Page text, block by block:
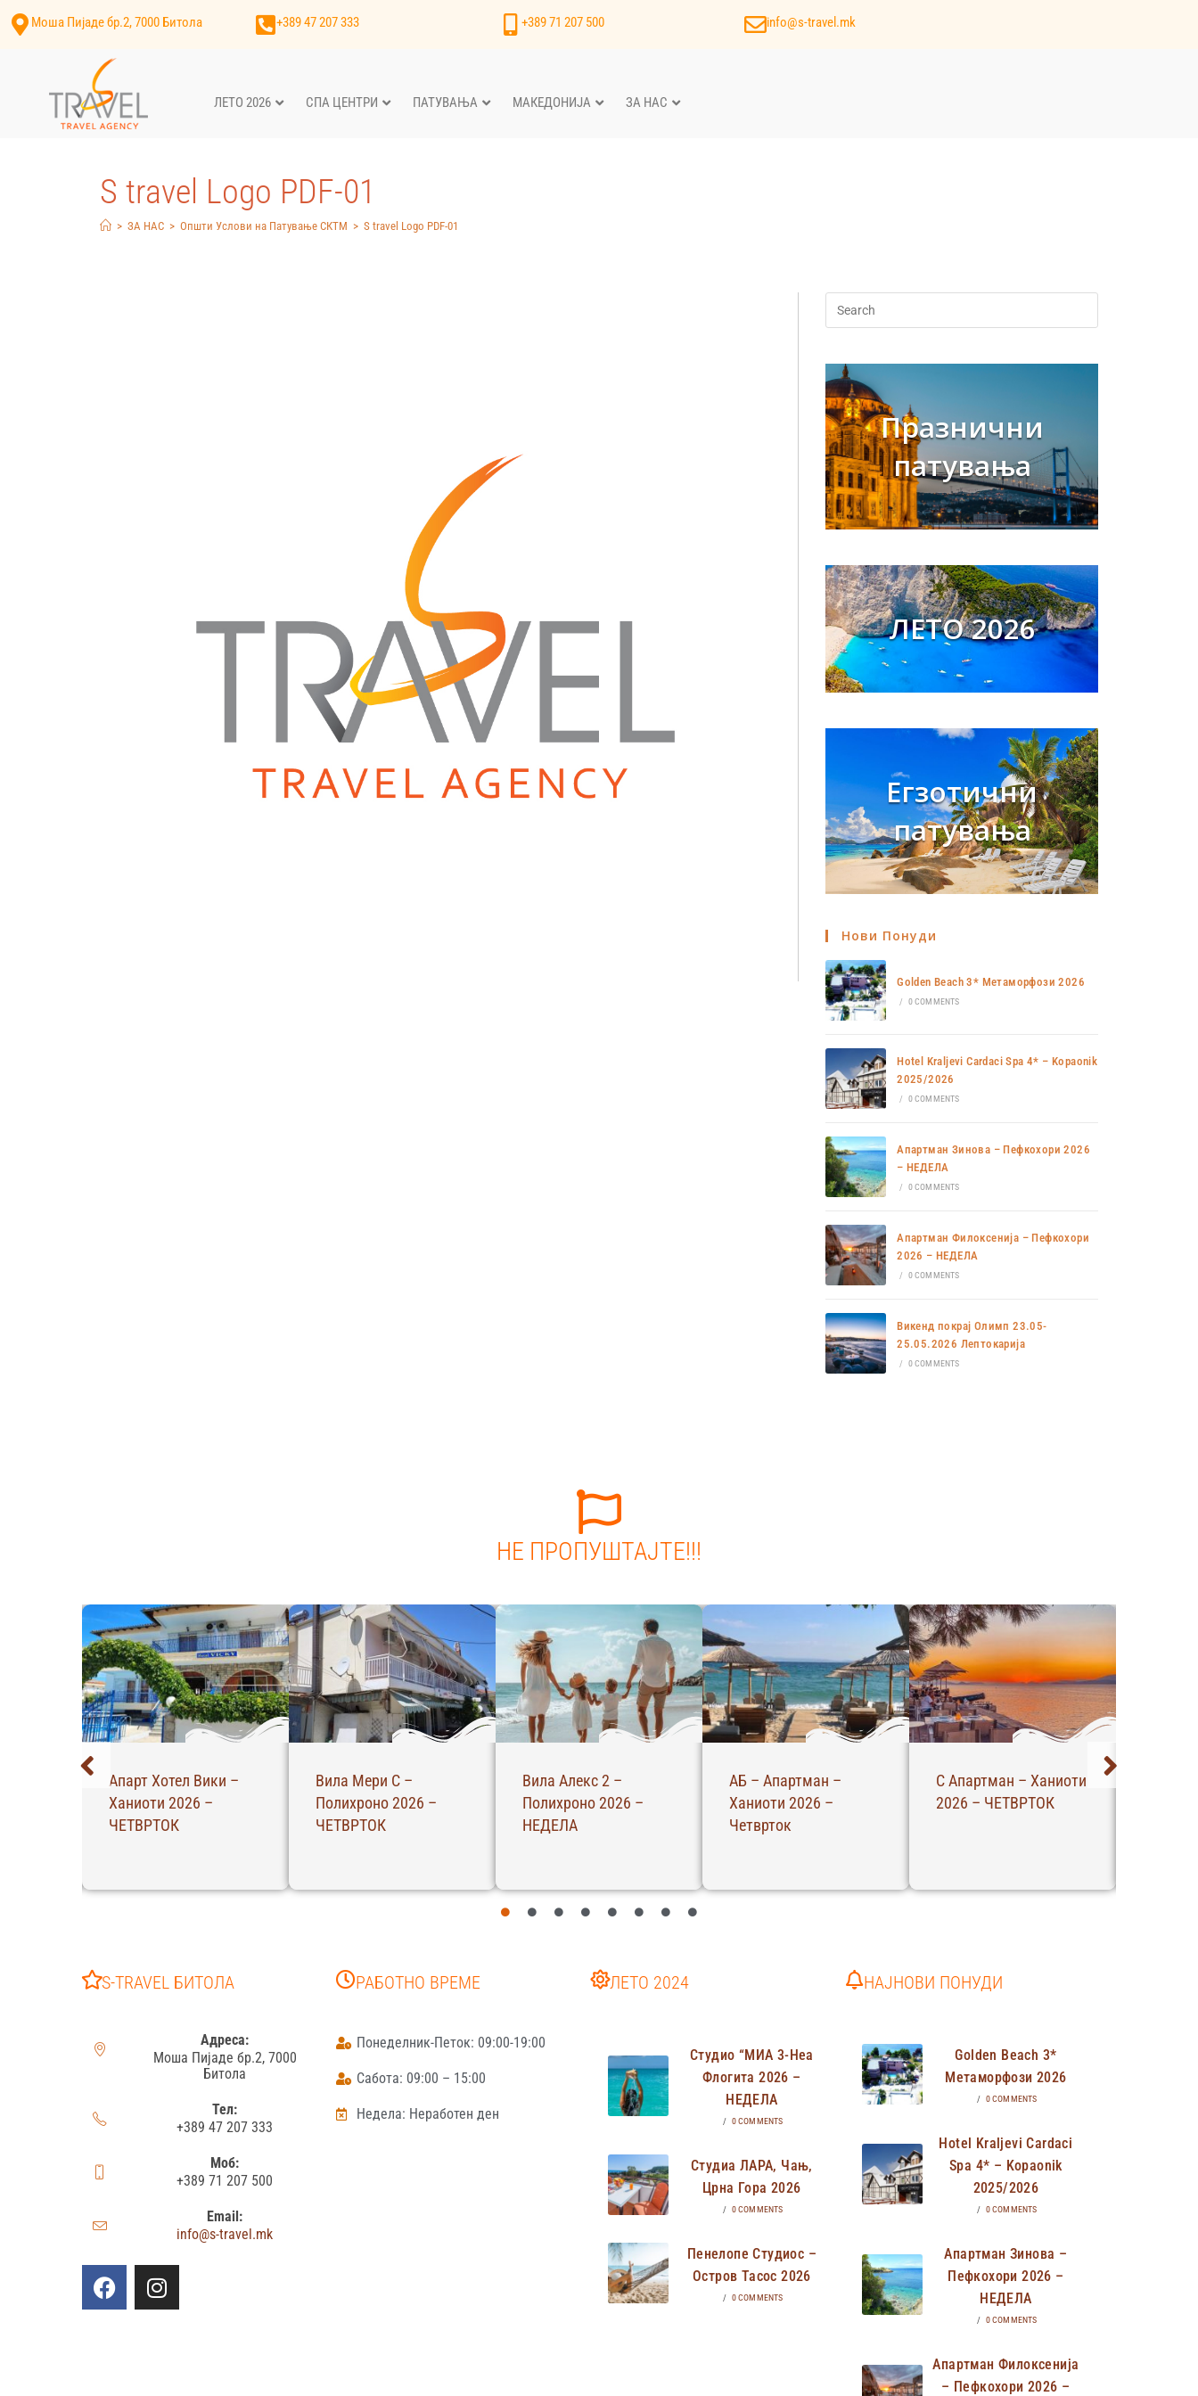
Моша Пијаде бр.2, 7000 Битола +389 47 207 333 +389 71 207 500 info@s-travel.mk
ЛЕТО 2026 СПА ЦЕНТРИ ПАТУВАЊА МАКЕДОНИЈА ЗА НАС
S travel Logo PDF-01
> ЗА НАС > Општи Услови на Патување СКТМ > S travel Logo PDF-01
Празнични
патувања
ЛЕТО 2026
Егзотични
патувања
Нови Понуди
Golden Beach 3* Метаморфози 2026
/ 0 COMMENTS
Hotel Kraljevi Cardaci Spa 4* – Kopaonik
2025/2026
/ 0 COMMENTS
Апартман Зинова – Пефкохори 2026
– НЕДЕЛА
/ 0 COMMENTS
Апартман Филоксенија – Пефкохори
2026 – НЕДЕЛА
/ 0 COMMENTS
Викенд покрај Олимп 23.05-
25.05.2026 Лептокарија
/ 0 COMMENTS
НЕ ПРОПУШТАЈТЕ!!!
Апарт Хотел Вики –
Ханиоти 2026 –
ЧЕТВРТОК
Вила Мери С –
Полихроно 2026 –
ЧЕТВРТОК
Вила Алекс 2 –
Полихроно 2026 –
НЕДЕЛА
АБ – Апартман –
Ханиоти 2026 –
Четврток
С Апартман – Ханиоти
2026 – ЧЕТВРТОК
S-TRAVEL БИТОЛА
Адреса:
Моша Пијаде бр.2, 7000
Битола
Тел:
+389 47 207 333
Моб:
+389 71 207 500
Email:
info@s-travel.mk
РАБОТНО ВРЕМЕ
Понеделник-Петок: 09:00-19:00
Сабота: 09:00 – 15:00
Недела: Неработен ден
ЛЕТО 2024
Студио “МИА 3-Неа
Флогита 2026 –
НЕДЕЛА
/ 0 COMMENTS
Студиа ЛАРА, Чањ,
Црна Гора 2026
/ 0 COMMENTS
Пенелопе Студиос –
Остров Тасос 2026
/ 0 COMMENTS
НАЈНОВИ ПОНУДИ
Golden Beach 3*
Метаморфози 2026
/ 0 COMMENTS
Hotel Kraljevi Cardaci
Spa 4* – Kopaonik
2025/2026
/ 0 COMMENTS
Апартман Зинова –
Пефкохори 2026 –
НЕДЕЛА
/ 0 COMMENTS
Апартман Филоксенија
– Пефкохори 2026 –